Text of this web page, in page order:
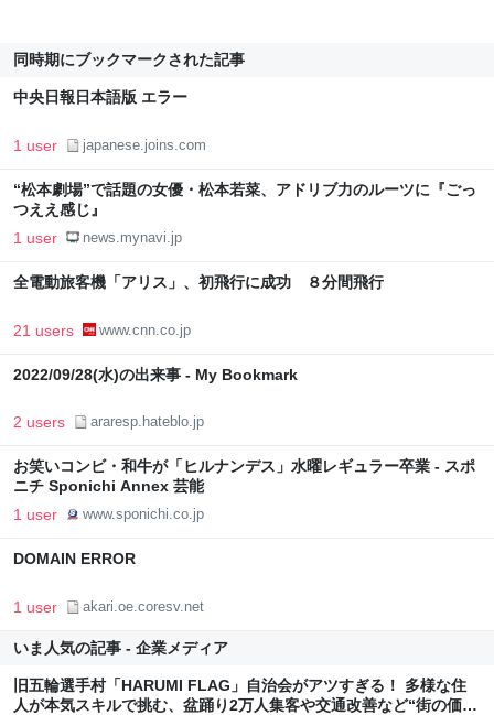
同時期にブックマークされた記事
中央日報日本語版 エラー
1 user japanese.joins.com
“松本劇場”で話題の女優・松本若菜、アドリブ力のルーツに『ごっ
つええ感じ』
1 user news.mynavi.jp
全電動旅客機「アリス」、初飛行に成功 ８分間飛行
21 users www.cnn.co.jp
2022/09/28(水)の出来事 - My Bookmark
2 users araresp.hateblo.jp
お笑いコンビ・和牛が「ヒルナンデス」水曜レギュラー卒業 - スポ
ニチ Sponichi Annex 芸能
1 user www.sponichi.co.jp
DOMAIN ERROR
1 user akari.oe.coresv.net
いま人気の記事 - 企業メディア
旧五輪選手村「HARUMI FLAG」自治会がアツすぎる！ 多様な住
人が本気スキルで挑む、盆踊り2万人集客や交通改善など“街の価値